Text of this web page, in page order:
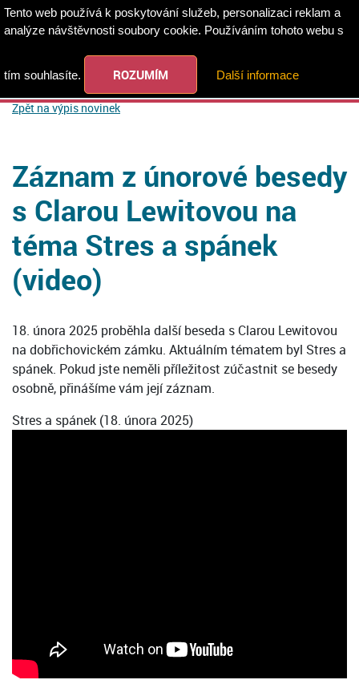
Zpět na výpis novinek
Záznam z únorové besedy
s Clarou Lewitovou na
téma Stres a spánek
(video)
18. února 2025 proběhla další beseda s Clarou Lewitovou
na dobřichovickém zámku. Aktuálním tématem byl Stres a
spánek. Pokud jste neměli příležitost zúčastnit se besedy
osobně, přinášíme vám její záznam.
Stres a spánek (18. února 2025)
Tento web používá k poskytování služeb, personalizaci reklam a
analýze návštěvnosti soubory cookie. Používáním tohoto webu s
tím souhlasíte. ROZUMÍM Další informace